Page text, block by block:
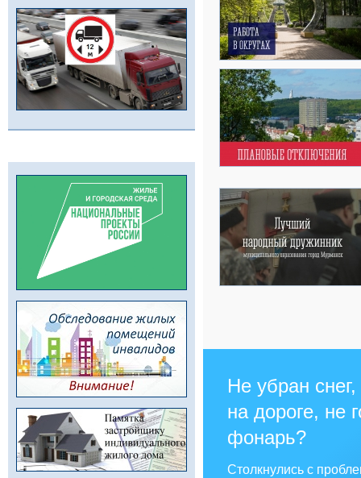
Не убран
на дороге, не
фонарь?
Столкнулись с